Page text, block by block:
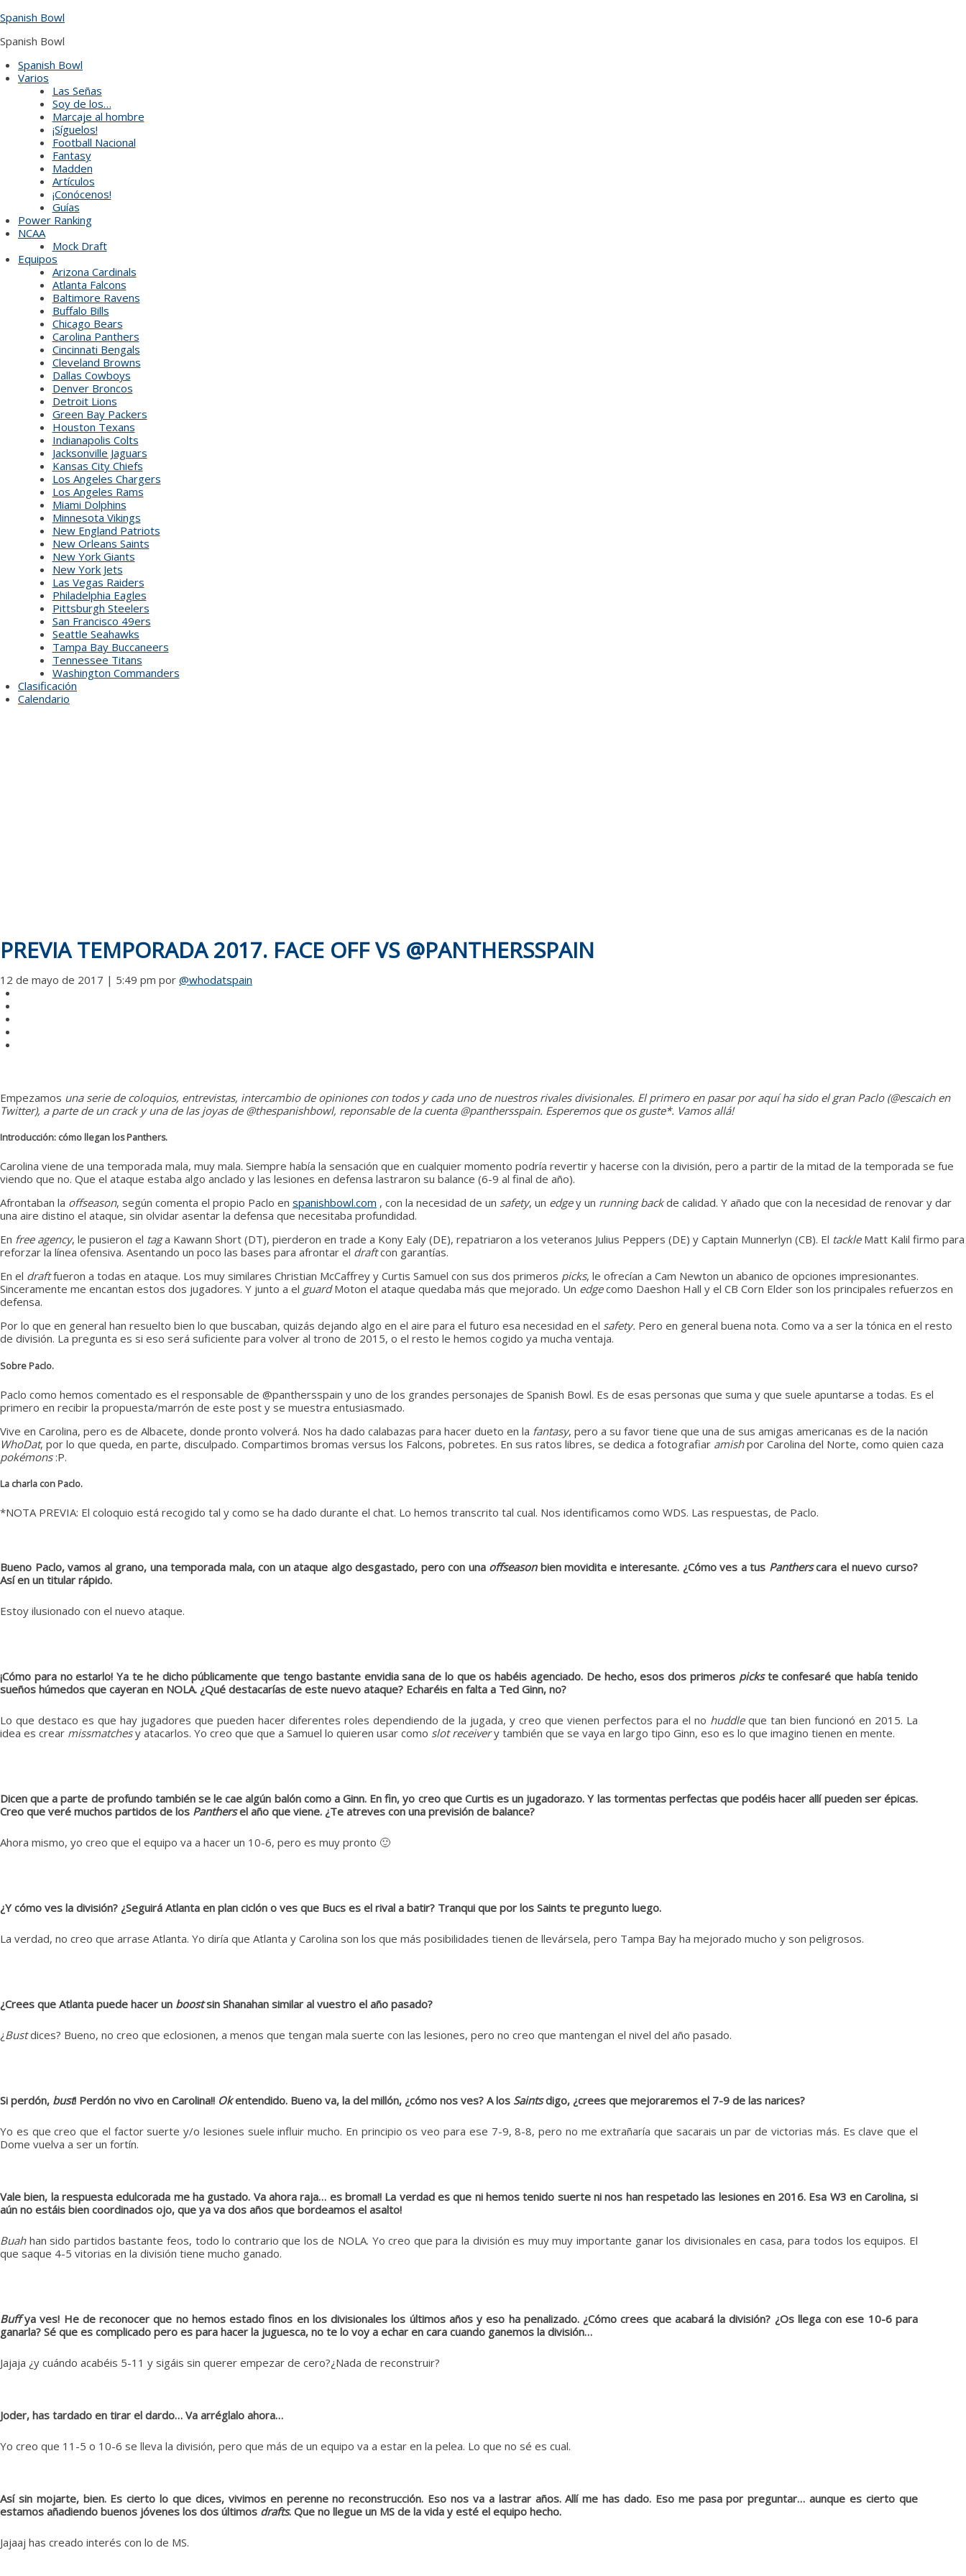
to
Spanish Bowl
Spanish Bowl
Spanish Bowl
Varios
Las Señas
Soy de los…
Marcaje al hombre
¡Síguelos!
Football Nacional
Fantasy
Madden
Artículos
¡Conócenos!
Guías
Power Ranking
NCAA
Mock Draft
Equipos
Arizona Cardinals
Atlanta Falcons
Baltimore Ravens
Buffalo Bills
Chicago Bears
Carolina Panthers
Cincinnati Bengals
Cleveland Browns
Dallas Cowboys
Denver Broncos
Detroit Lions
Green Bay Packers
Houston Texans
Indianapolis Colts
Jacksonville Jaguars
Kansas City Chiefs
Los Angeles Chargers
Los Angeles Rams
Miami Dolphins
Minnesota Vikings
New England Patriots
New Orleans Saints
New York Giants
New York Jets
Las Vegas Raiders
Philadelphia Eagles
Pittsburgh Steelers
San Francisco 49ers
Seattle Seahawks
Tampa Bay Buccaneers
Tennessee Titans
Washington Commanders
Clasificación
Calendario
PREVIA TEMPORADA 2017. FACE OFF VS @PANTHERSSPAIN
12 de mayo de 2017 | 5:49 pm por @whodatspain
Empezamos una serie de coloquios, entrevistas, intercambio de opiniones con todos y cada uno de nuestros rivales divisionales. El primero en pasar por aquí ha sido el gran Paclo (@escaich en
Twitter), a parte de un crack y una de las joyas de @thespanishbowl, reponsable de la cuenta @panthersspain. Esperemos que os guste*. Vamos allá!
Introducción: cómo llegan los Panthers.
Carolina viene de una temporada mala, muy mala. Siempre había la sensación que en cualquier momento podría revertir y hacerse con la división, pero a partir de la mitad de la temporada se fue
viendo que no. Que el ataque estaba algo anclado y las lesiones en defensa lastraron su balance (6-9 al final de año).
Afrontaban la offseason, según comenta el propio Paclo en spanishbowl.com , con la necesidad de un safety, un edgey un running backde calidad. Y añado que con la necesidad de renovar y dar
una aire distino el ataque, sin olvidar asentar la defensa que necesitaba profundidad.
En free agency, le pusieron el taga Kawann Short (DT), pierderon en trade a Kony Ealy (DE), repatriaron a los veteranos Julius Peppers (DE) y Captain Munnerlyn (CB). El tackleMatt Kalil firmo para
reforzar la línea ofensiva. Asentando un poco las bases para afrontar el draftcon garantías.
En el draftfueron a todas en ataque. Los muy similares Christian McCaffrey y Curtis Samuel con sus dos primeros picks, le ofrecían a Cam Newton un abanico de opciones impresionantes.
Sinceramente me encantan estos dos jugadores. Y junto a el guardMoton el ataque quedaba más que mejorado. Un edgecomo Daeshon Hall y el CB Corn Elder son los principales refuerzos en
defensa.
Por lo que en general han resuelto bien lo que buscaban, quizás dejando algo en el aire para el futuro esa necesidad en el safety. Pero en general buena nota. Como va a ser la tónica en el resto
de división. La pregunta es si eso será suficiente para volver al trono de 2015, o el resto le hemos cogido ya mucha ventaja.
Sobre Paclo.
Paclo como hemos comentado es el responsable de @panthersspain y uno de los grandes personajes de Spanish Bowl. Es de esas personas que suma y que suele apuntarse a todas. Es el
primero en recibir la propuesta/marrón de este post y se muestra entusiasmado.
Vive en Carolina, pero es de Albacete, donde pronto volverá. Nos ha dado calabazas para hacer dueto en la fantasy, pero a su favor tiene que una de sus amigas americanas es de la nación
WhoDat, por lo que queda, en parte, disculpado. Compartimos bromas versus los Falcons, pobretes. En sus ratos libres, se dedica a fotografiar amishpor Carolina del Norte, como quien caza
pokémons:P.
La charla con Paclo.
*NOTA PREVIA: El coloquio está recogido tal y como se ha dado durante el chat. Lo hemos transcrito tal cual. Nos identificamos como WDS. Las respuestas, de Paclo.
Bueno Paclo, vamos al grano, una temporada mala, con un ataque algo desgastado, pero con una offseasonbien movidita e interesante. ¿Cómo ves a tus Pantherscara el nuevo curso?
Así en un titular rápido.
Estoy ilusionado con el nuevo ataque.
¡Cómo para no estarlo! Ya te he dicho públicamente que tengo bastante envidia sana de lo que os habéis agenciado. De hecho, esos dos primeros pickste confesaré que había tenido
sueños húmedos que cayeran en NOLA. ¿Qué destacarías de este nuevo ataque? Echaréis en falta a Ted Ginn, no?
Lo que destaco es que hay jugadores que pueden hacer diferentes roles dependiendo de la jugada, y creo que vienen perfectos para el no huddleque tan bien funcionó en 2015. La
idea es crear missmatchesy atacarlos. Yo creo que que a Samuel lo quieren usar como slot receivery también que se vaya en largo tipo Ginn, eso es lo que imagino tienen en mente.
Dicen que a parte de profundo también se le cae algún balón como a Ginn. En fin, yo creo que Curtis es un jugadorazo. Y las tormentas perfectas que podéis hacer allí pueden ser épicas.
Creo que veré muchos partidos de los Panthersel año que viene. ¿Te atreves con una previsión de balance?
Ahora mismo, yo creo que el equipo va a hacer un 10-6, pero es muy pronto 🙂
¿Y cómo ves la división? ¿Seguirá Atlanta en plan ciclón o ves que Bucs es el rival a batir? Tranqui que por los Saints te pregunto luego.
La verdad, no creo que arrase Atlanta. Yo diría que Atlanta y Carolina son los que más posibilidades tienen de llevársela, pero Tampa Bay ha mejorado mucho y son peligrosos.
¿Crees que Atlanta puede hacer un boostsin Shanahan similar al vuestro el año pasado?
¿Bustdices? Bueno, no creo que eclosionen, a menos que tengan mala suerte con las lesiones, pero no creo que mantengan el nivel del año pasado.
Si perdón, bust! Perdón no vivo en Carolina!! Okentendido. Bueno va, la del millón, ¿cómo nos ves? A los Saintsdigo, ¿crees que mejoraremos el 7-9 de las narices?
Yo es que creo que el factor suerte y/o lesiones suele influir mucho. En principio os veo para ese 7-9, 8-8, pero no me extrañaría que sacarais un par de victorias más. Es clave que el
Dome vuelva a ser un fortín.
Vale bien, la respuesta edulcorada me ha gustado. Va ahora raja… es broma!! La verdad es que ni hemos tenido suerte ni nos han respetado las lesiones en 2016. Esa W3 en Carolina, si
aún no estáis bien coordinados ojo, que ya va dos años que bordeamos el asalto!
Buahhan sido partidos bastante feos, todo lo contrario que los de NOLA. Yo creo que para la división es muy muy importante ganar los divisionales en casa, para todos los equipos. El
que saque 4-5 vitorias en la división tiene mucho ganado.
Buffya ves! He de reconocer que no hemos estado finos en los divisionales los últimos años y eso ha penalizado. ¿Cómo crees que acabará la división? ¿Os llega con ese 10-6 para
ganarla? Sé que es complicado pero es para hacer la juguesca, no te lo voy a echar en cara cuando ganemos la división…
Jajaja ¿y cuándo acabéis 5-11 y sigáis sin querer empezar de cero?¿Nada de reconstruir?
Joder, has tardado en tirar el dardo… Va arréglalo ahora…
Yo creo que 11-5 o 10-6 se lleva la división, pero que más de un equipo va a estar en la pelea. Lo que no sé es cual.
Así sin mojarte, bien. Es cierto lo que dices, vivimos en perenne no reconstrucción. Eso nos va a lastrar años. Allí me has dado. Eso me pasa por preguntar… aunque es cierto que
estamos añadiendo buenos jóvenes los dos últimos drafts. Que no llegue un MS de la vida y esté el equipo hecho.
Jajaaj has creado interés con lo de MS.